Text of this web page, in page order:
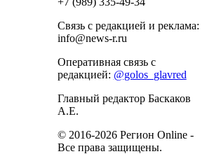
Связь с редакцией и реклама:
info@news-r.ru
Оперативная связь с
редакцией: @golos_glavred
Главный редактор Баскаков
А.Е.
© 2016-2026 Регион Online -
Все права защищены.